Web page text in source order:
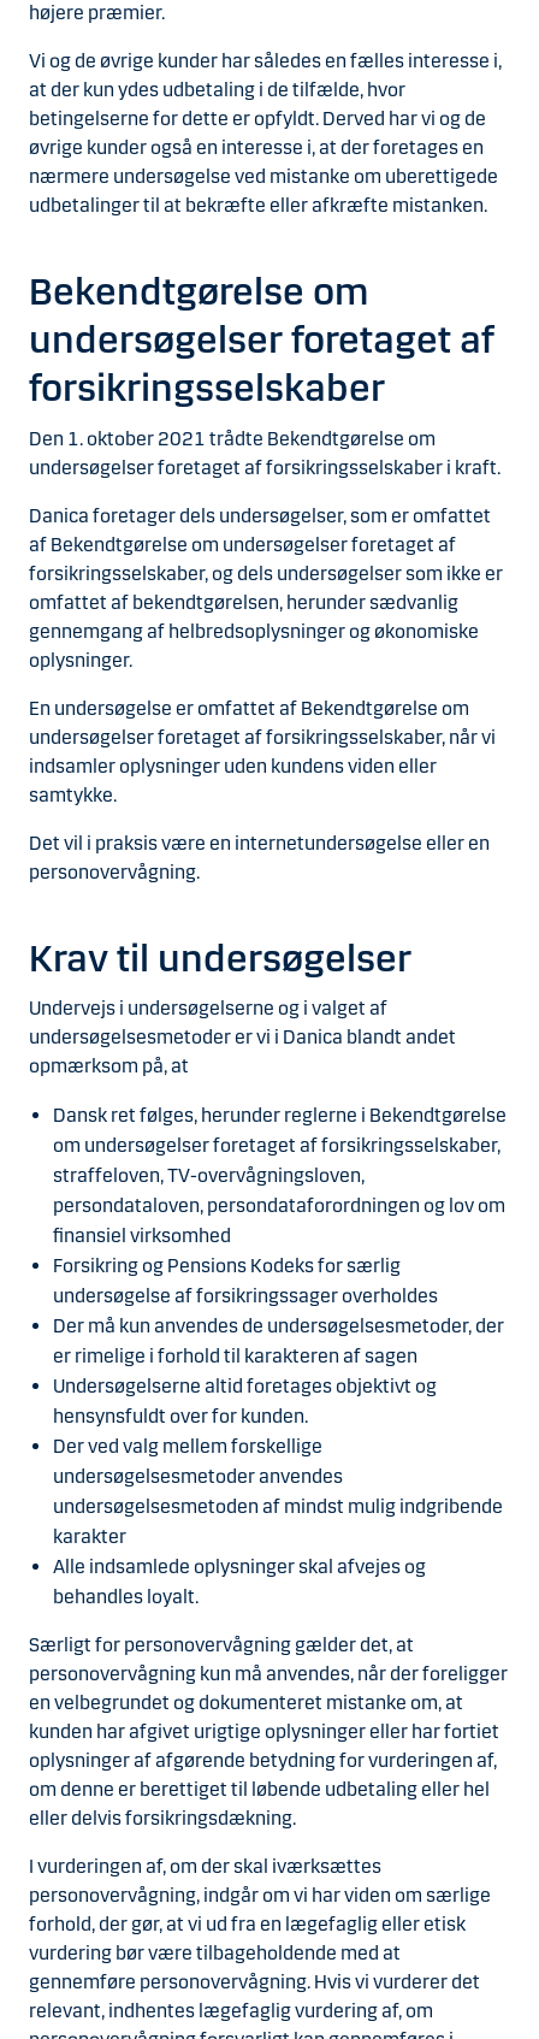
højere præmier.
Vi og de øvrige kunder har således en fælles interesse i,
at der kun ydes udbetaling i de tilfælde, hvor
betingelserne for dette er opfyldt. Derved har vi og de
øvrige kunder også en interesse i, at der foretages en
nærmere undersøgelse ved mistanke om uberettigede
udbetalinger til at bekræfte eller afkræfte mistanken.
Bekendtgørelse om
undersøgelser foretaget af
forsikringsselskaber
Den 1. oktober 2021 trådte Bekendtgørelse om
undersøgelser foretaget af forsikringsselskaber i kraft.
Danica foretager dels undersøgelser, som er omfattet
af Bekendtgørelse om undersøgelser foretaget af
forsikringsselskaber, og dels undersøgelser som ikke er
omfattet af bekendtgørelsen, herunder sædvanlig
gennemgang af helbredsoplysninger og økonomiske
oplysninger.
En undersøgelse er omfattet af Bekendtgørelse om
undersøgelser foretaget af forsikringsselskaber, når vi
indsamler oplysninger uden kundens viden eller
samtykke.
Det vil i praksis være en internetundersøgelse eller en
personovervågning.
Krav til undersøgelser
Undervejs i undersøgelserne og i valget af
undersøgelsesmetoder er vi i Danica blandt andet
opmærksom på, at
Dansk ret følges, herunder reglerne i Bekendtgørelse
om undersøgelser foretaget af forsikringsselskaber,
straffeloven, TV-overvågningsloven,
persondataloven, persondataforordningen og lov om
finansiel virksomhed
Forsikring og Pensions Kodeks for særlig
undersøgelse af forsikringssager overholdes
Der må kun anvendes de undersøgelsesmetoder, der
er rimelige i forhold til karakteren af sagen
Undersøgelserne altid foretages objektivt og
hensynsfuldt over for kunden.
Der ved valg mellem forskellige
undersøgelsesmetoder anvendes
undersøgelsesmetoden af mindst mulig indgribende
karakter
Alle indsamlede oplysninger skal afvejes og
behandles loyalt.
Særligt for personovervågning gælder det, at
personovervågning kun må anvendes, når der foreligger
en velbegrundet og dokumenteret mistanke om, at
kunden har afgivet urigtige oplysninger eller har fortiet
oplysninger af afgørende betydning for vurderingen af,
om denne er berettiget til løbende udbetaling eller hel
eller delvis forsikringsdækning.
I vurderingen af, om der skal iværksættes
personovervågning, indgår om vi har viden om særlige
forhold, der gør, at vi ud fra en lægefaglig eller etisk
vurdering bør være tilbageholdende med at
gennemføre personovervågning. Hvis vi vurderer det
relevant, indhentes lægefaglig vurdering af, om